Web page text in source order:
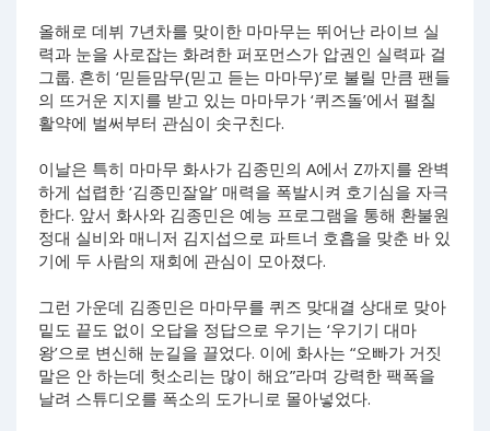
올해로 데뷔 7년차를 맞이한 마마무는 뛰어난 라이브 실
력과 눈을 사로잡는 화려한 퍼포먼스가 압권인 실력파 걸
그룹. 흔히 ‘믿듣맘무(믿고 듣는 마마무)’로 불릴 만큼 팬들
의 뜨거운 지지를 받고 있는 마마무가 ‘퀴즈돌’에서 펼칠
활약에 벌써부터 관심이 솟구친다.
이날은 특히 마마무 화사가 김종민의 A에서 Z까지를 완벽
하게 섭렵한 ‘김종민잘알’ 매력을 폭발시켜 호기심을 자극
한다. 앞서 화사와 김종민은 예능 프로그램을 통해 환불원
정대 실비와 매니저 김지섭으로 파트너 호흡을 맞춘 바 있
기에 두 사람의 재회에 관심이 모아졌다.
그런 가운데 김종민은 마마무를 퀴즈 맞대결 상대로 맞아
밑도 끝도 없이 오답을 정답으로 우기는 ‘우기기 대마
왕’으로 변신해 눈길을 끌었다. 이에 화사는 “오빠가 거짓
말은 안 하는데 헛소리는 많이 해요”라며 강력한 팩폭을
날려 스튜디오를 폭소의 도가니로 몰아넣었다.